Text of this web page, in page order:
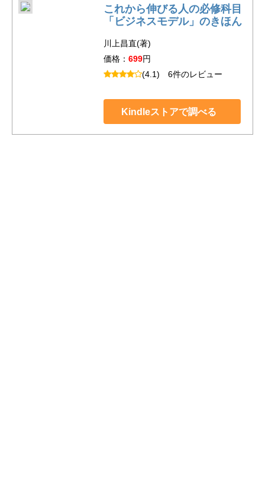
これから伸びる人の必修科目
「ビジネスモデル」のきほん
川上昌直(著)
価格： 699円
(4.1) 6件のレビュー
Kindleストアで調べる